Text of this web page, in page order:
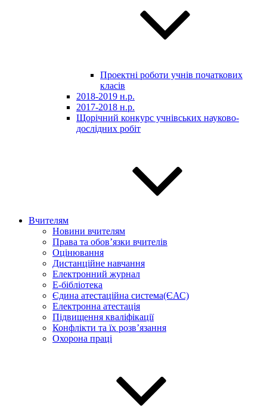
Проектні роботи учнів початкових
класів
2018-2019 н.р.
2017-2018 н.р.
Щорічний конкурс учнівських науково-
дослідних робіт
Вчителям
Новини вчителям
Права та обов’язки вчителів
Оцінювання
Дистанційне навчання
Електронний журнал
E-бібліотека
Єдина атестаційна система(ЄАС)
Електронна атестація
Підвищення кваліфікації
Конфлікти та їх розв’язання
Охорона праці